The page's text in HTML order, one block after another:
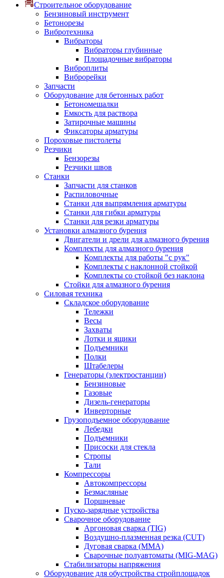
Строительное оборудование
Бензиновый инструмент
Бетонорезы
Вибротехника
Вибраторы
Вибраторы глубинные
Площадочные вибраторы
Виброплиты
Виброрейки
Запчасти
Оборудование для бетонных работ
Бетономешалки
Емкость для раствора
Затирочные машины
Фиксаторы арматуры
Пороховые пистолеты
Резчики
Бензорезы
Резчики швов
Станки
Запчасти для станков
Распиловочные
Станки для выпрямления арматуры
Станки для гибки арматуры
Станки для резки арматуры
Установки алмазного бурения
Двигатели и дрели для алмазного бурения
Комплекты для алмазного бурения
Комплекты для работы "с рук"
Комплекты с наклонной стойкой
Комплекты со стойкой без наклона
Стойки для алмазного бурения
Силовая техника
Складское оборудование
Тележки
Весы
Захваты
Лотки и ящики
Подъемники
Полки
Штабелеры
Генераторы (электростанции)
Бензиновые
Газовые
Дизель-генераторы
Инверторные
Грузоподъемное оборудование
Лебедки
Подъемники
Присоски для стекла
Стропы
Тали
Компрессоры
Автокомпрессоры
Безмасляные
Поршневые
Пуско-зарядные устройства
Сварочное оборудование
Аргоновая сварка (TIG)
Воздушно-плазменная резка (CUT)
Дуговая сварка (ММА)
Сварочные полуавтоматы (MIG-MAG)
Стабилизаторы напряжения
Оборудование для обустройства стройплощадок